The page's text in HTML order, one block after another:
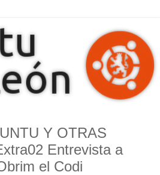
Y OTRAS
Entrevista a
el Codi